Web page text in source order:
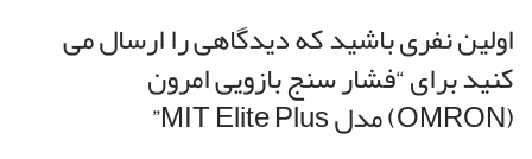
اولین نفری باشید که دیدگاهی را ارسال می
کنید برای “فشار سنج بازویی امرون
(OMRON) مدل MIT Elite Plus”